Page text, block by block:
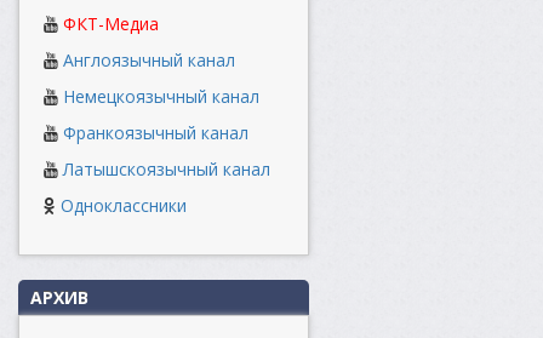
ФКТ-Медиа
Англоязычный канал
Немецкоязычный канал
Франкоязычный канал
Латышскоязычный канал
Одноклассники
АРХИВ